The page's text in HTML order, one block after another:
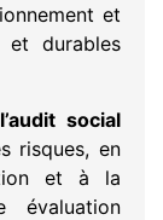
et
et durables
social
risques, en
et à la
évaluation